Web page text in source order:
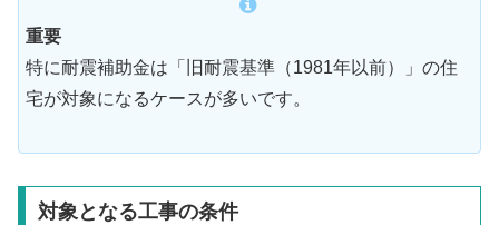
重要
特に耐震補助金は「旧耐震基準（1981年以前）」の住
宅が対象になるケースが多いです。
対象となる工事の条件